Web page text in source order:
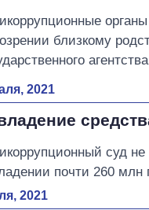
близкому
2021
суд
почти 260 млн
2021